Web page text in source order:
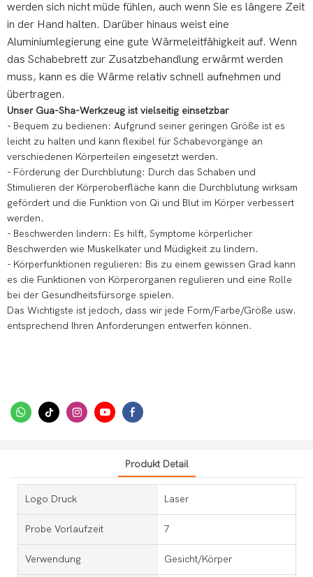
werden sich nicht müde fühlen, auch wenn Sie es längere Zeit
in der Hand halten. Darüber hinaus weist eine
Aluminiumlegierung eine gute Wärmeleitfähigkeit auf. Wenn
das Schabebrett zur Zusatzbehandlung erwärmt werden
muss, kann es die Wärme relativ schnell aufnehmen und
übertragen.
Unser Gua-Sha-Werkzeug ist vielseitig einsetzbar
- Bequem zu bedienen: Aufgrund seiner geringen Größe ist es
leicht zu halten und kann flexibel für Schabevorgänge an
verschiedenen Körperteilen eingesetzt werden.
- Förderung der Durchblutung: Durch das Schaben und
Stimulieren der Körperoberfläche kann die Durchblutung wirksam
gefördert und die Funktion von Qi und Blut im Körper verbessert
werden.
- Beschwerden lindern: Es hilft, Symptome körperlicher
Beschwerden wie Muskelkater und Müdigkeit zu lindern.
- Körperfunktionen regulieren: Bis zu einem gewissen Grad kann
es die Funktionen von Körperorganen regulieren und eine Rolle
bei der Gesundheitsfürsorge spielen.
Das Wichtigste ist jedoch, dass wir jede Form/Farbe/Größe usw.
entsprechend Ihren Anforderungen entwerfen können.
Produkt Detail
Logo Druck Laser
Probe Vorlaufzeit 7
Verwendung Gesicht/Körper